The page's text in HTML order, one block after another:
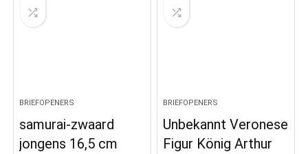
BRIEFOPENERS
samurai-zwaard
jongens 16,5 cm
BRIEFOPENERS
Unbekannt Veronese
Figur König Arthur